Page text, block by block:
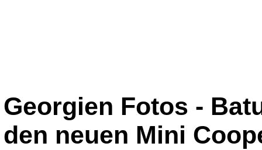
Georgien Fotos -
den neuen Mini